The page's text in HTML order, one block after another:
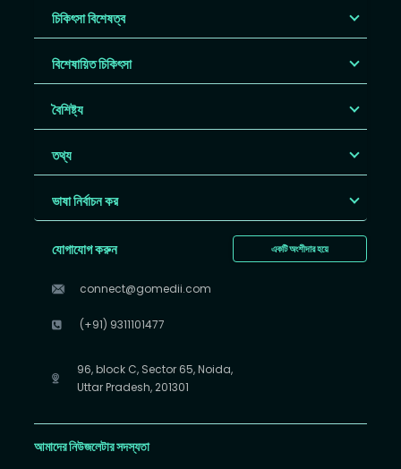
চিকিৎসা বিশেষত্ব
বিশেষায়িত চিকিৎসা
বৈশিষ্ট্য
তথ্য
ভাষা নির্বাচন কর
একটি অংশীদার হয়ে
যোগাযোগ করুন
connect@gomedii.com
(+91) 9311101477
96, block C, Sector 65, Noida,
Uttar Pradesh, 201301
আমাদের নিউজলেটার সদস্যতা